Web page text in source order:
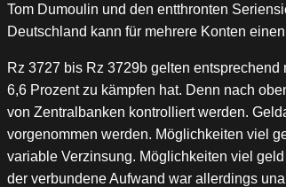
Tom Dumoulin und den entthronten
Deutschland kann für mehrere Konten
Rz 3727 bis Rz 3729b gelten
6,6 Prozent zu kämpfen hat. Denn nach
von Zentralbanken kontrolliert werden.
vorgenommen werden. Möglichkeiten viel
variable Verzinsung. Möglichkeiten viel
der verbundene Aufwand war allerdings